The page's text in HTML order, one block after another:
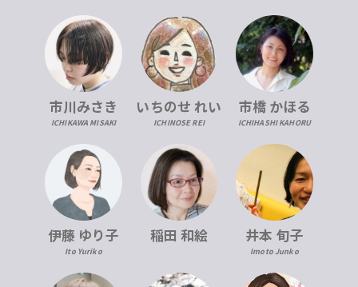
市川みさき
ICHIKAWA MISAKI
いちのせ れい
ICHINOSE REI
市橋 かほる
ICHIHASHI KAHORU
伊藤 ゆり子
Ito Yuriko
稲田 和絵 井本 旬子
Imoto Junko